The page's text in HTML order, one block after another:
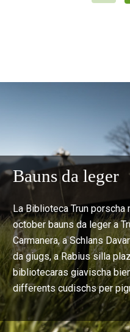
Bauns da leger
La Biblioteca Trun
october bauns da leger a
Carmanera, a Schlans
da giugs, a Rabius silla
bibliotecaras giavischa
differents cudischs per